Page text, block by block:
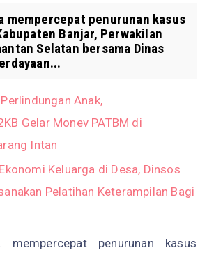
mempercepat penurunan kasus
Banjar, Perwakilan
Selatan bersama Dinas
Anak,
Gelar Monev PATBM di
Intan
Keluarga di Desa, Dinsos
Pelatihan Keterampilan Bagi
mempercepat penurunan kasus